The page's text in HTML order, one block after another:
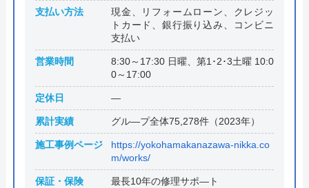
支払い方法
現金、リフォームローン、クレジッ
トカード、銀行振り込み、コンビニ
支払い
営業時間
8:30～17:30 日曜、第1･2･3土曜 10:0
0～17:00
定休日 ―
累計実績 グル―プ全体75,278件（2023年）
施工事例ページ
https://yokohamakanazawa-nikka.co
m/works/
保証・保険 最長10年の修理サポ―ト